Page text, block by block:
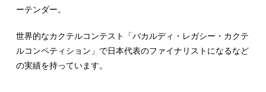
ーテンダー。
世界的なカクテルコンテスト「バカルディ・レガシー・カクテ
ルコンペティション」で日本代表のファイナリストになるなど
の実績を持っています。